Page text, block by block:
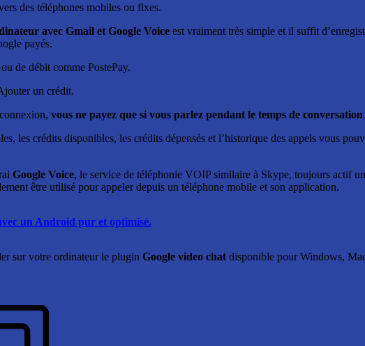
des téléphones mobiles ou fixes.
avec Gmail et Google Voice est vraiment très simple et il suffit
payés.
de débit comme PostePay.
un crédit.
vous ne payez que si vous parlez pendant le temps de conversation.
les crédits disponibles, les crédits dépensés et l’historique des appels vous
Google Voice, le service de téléphonie VOIP similaire à Skype, toujours actif
être utilisé pour appeler depuis un téléphone mobile et son application.
un Android pur et optimisé.
sur votre ordinateur le plugin Google video chat disponible pour Windows,